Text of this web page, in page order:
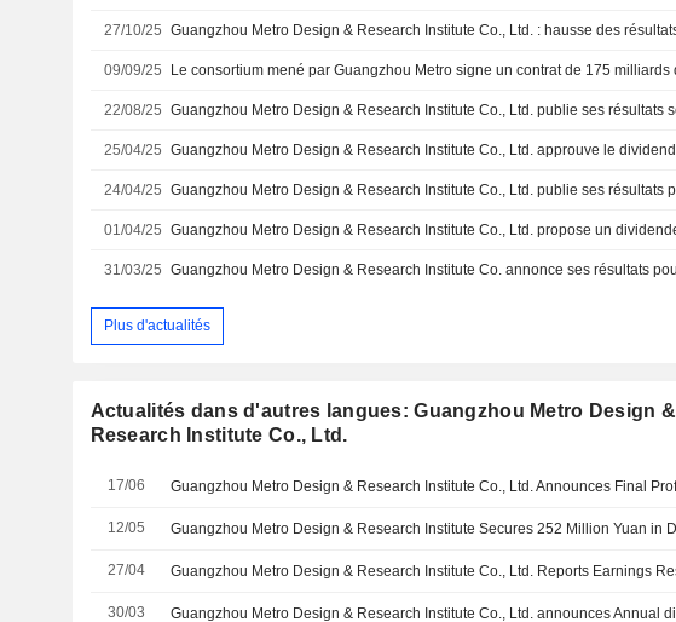
27/10/25
09/09/25
22/08/25
25/04/25
24/04/25
01/04/25
31/03/25
Plus d'actualités
Actualités dans d'autres langues: Guangzhou Metro Design &
Research Institute Co., Ltd.
17/06
12/05
27/04
30/03